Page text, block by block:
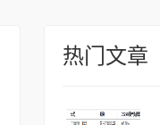
热门文章